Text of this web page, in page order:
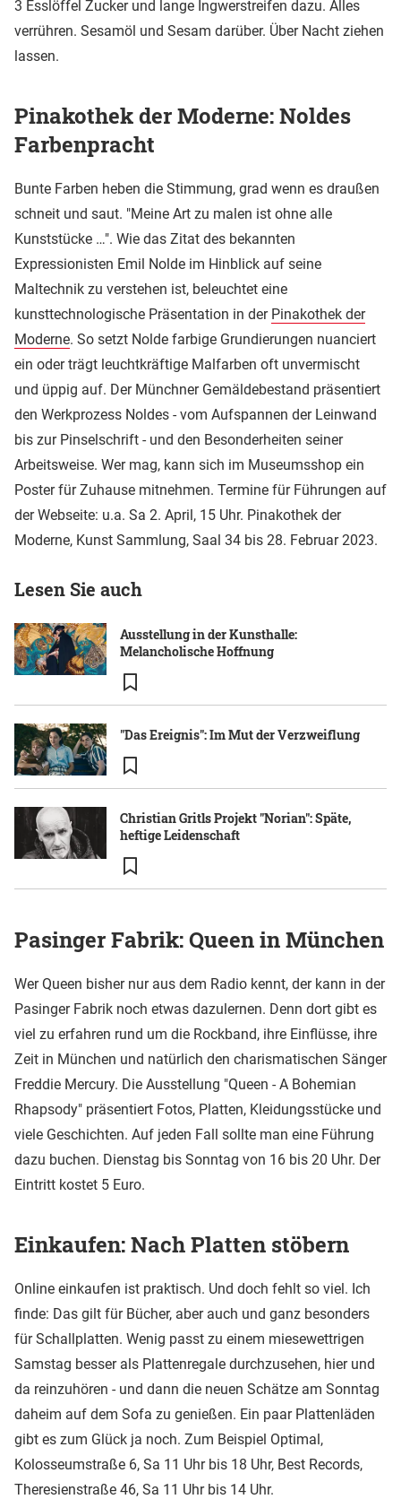
3 Esslöffel Zucker und lange Ingwerstreifen dazu. Alles
verrühren. Sesamöl und Sesam darüber. Über Nacht ziehen
lassen.
Pinakothek der Moderne: Noldes
Farbenpracht
Bunte Farben heben die Stimmung, grad wenn es draußen
schneit und saut. "Meine Art zu malen ist ohne alle
Kunststücke …". Wie das Zitat des bekannten
Expressionisten Emil Nolde im Hinblick auf seine
Maltechnik zu verstehen ist, beleuchtet eine
kunsttechnologische Präsentation in der Pinakothek der
Moderne. So setzt Nolde farbige Grundierungen nuanciert
ein oder trägt leuchtkräftige Malfarben oft unvermischt
und üppig auf. Der Münchner Gemäldebestand präsentiert
den Werkprozess Noldes - vom Aufspannen der Leinwand
bis zur Pinselschrift - und den Besonderheiten seiner
Arbeitsweise. Wer mag, kann sich im Museumsshop ein
Poster für Zuhause mitnehmen. Termine für Führungen auf
der Webseite: u.a. Sa 2. April, 15 Uhr. Pinakothek der
Moderne, Kunst Sammlung, Saal 34 bis 28. Februar 2023.
Lesen Sie auch
Ausstellung in der Kunsthalle:
Melancholische Hoffnung
"Das Ereignis": Im Mut der Verzweiflung
Christian Gritls Projekt "Norian": Späte,
heftige Leidenschaft
Pasinger Fabrik: Queen in München
Wer Queen bisher nur aus dem Radio kennt, der kann in der
Pasinger Fabrik noch etwas dazulernen. Denn dort gibt es
viel zu erfahren rund um die Rockband, ihre Einflüsse, ihre
Zeit in München und natürlich den charismatischen Sänger
Freddie Mercury. Die Ausstellung "Queen - A Bohemian
Rhapsody" präsentiert Fotos, Platten, Kleidungsstücke und
viele Geschichten. Auf jeden Fall sollte man eine Führung
dazu buchen. Dienstag bis Sonntag von 16 bis 20 Uhr. Der
Eintritt kostet 5 Euro.
Einkaufen: Nach Platten stöbern
Online einkaufen ist praktisch. Und doch fehlt so viel. Ich
finde: Das gilt für Bücher, aber auch und ganz besonders
für Schallplatten. Wenig passt zu einem miesewettrigen
Samstag besser als Plattenregale durchzusehen, hier und
da reinzuhören - und dann die neuen Schätze am Sonntag
daheim auf dem Sofa zu genießen. Ein paar Plattenläden
gibt es zum Glück ja noch. Zum Beispiel Optimal,
Kolosseumstraße 6, Sa 11 Uhr bis 18 Uhr, Best Records,
Theresienstraße 46, Sa 11 Uhr bis 14 Uhr.